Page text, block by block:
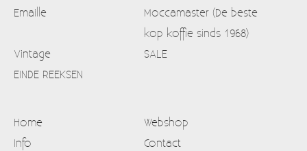
Emaille
Moccamaster (De beste
kop koffie sinds 1968)
Vintage
SALE
EINDE REEKSEN
Home
Webshop
Info
Contact